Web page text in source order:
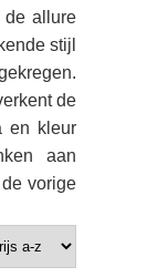
de allure
stijl
de
en kleur
aan
vorige